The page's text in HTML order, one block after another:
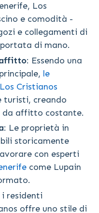
Los
e comodità -
e collegamenti di
di mano.
: Essendo una
le
Cristianos
turisti, creando
affitto costante.
: Le proprietà in
storicamente
con esperti
come Lupain
i residenti
offre uno stile di